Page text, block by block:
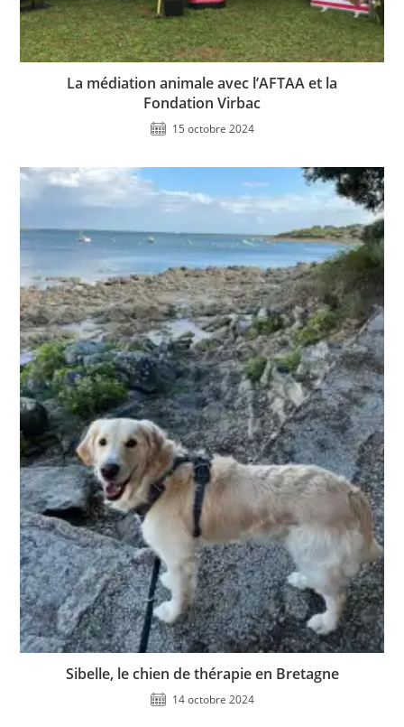
La médiation animale avec l’AFTAA et la
Fondation Virbac
15 octobre 2024
Sibelle, le chien de thérapie en Bretagne
14 octobre 2024